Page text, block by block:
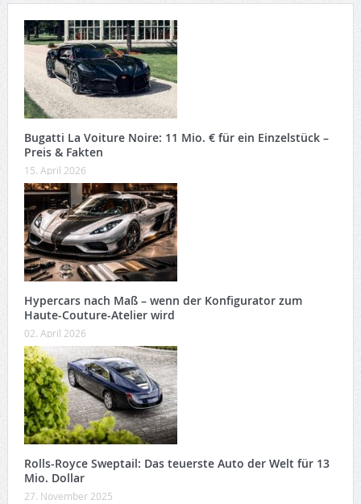
Bugatti La Voiture Noire: 11 Mio. € für ein Einzelstück –
Preis & Fakten
15. April 2026
Hypercars nach Maß – wenn der Konfigurator zum
Haute-Couture-Atelier wird
02. April 2026
Rolls-Royce Sweptail: Das teuerste Auto der Welt für 13
Mio. Dollar
27. November 2025